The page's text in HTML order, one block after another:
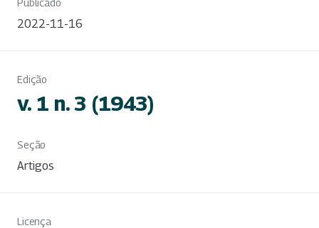
2022-11-16
Edição
v. 1 n. 3 (1943)
Seção
Artigos
Licença